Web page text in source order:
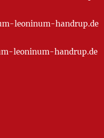
leoninum-handrup.de
leoninum-handrup.de